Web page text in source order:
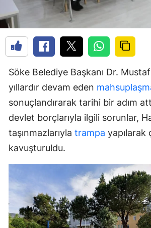
Söke Belediye Başkanı Dr.
yıllardır devam eden
sonuçlandırarak tarihi bir adım
devlet borçlarıyla ilgili sorunlar,
taşınmazlarıyla trampa yapılarak
kavuşturuldu.